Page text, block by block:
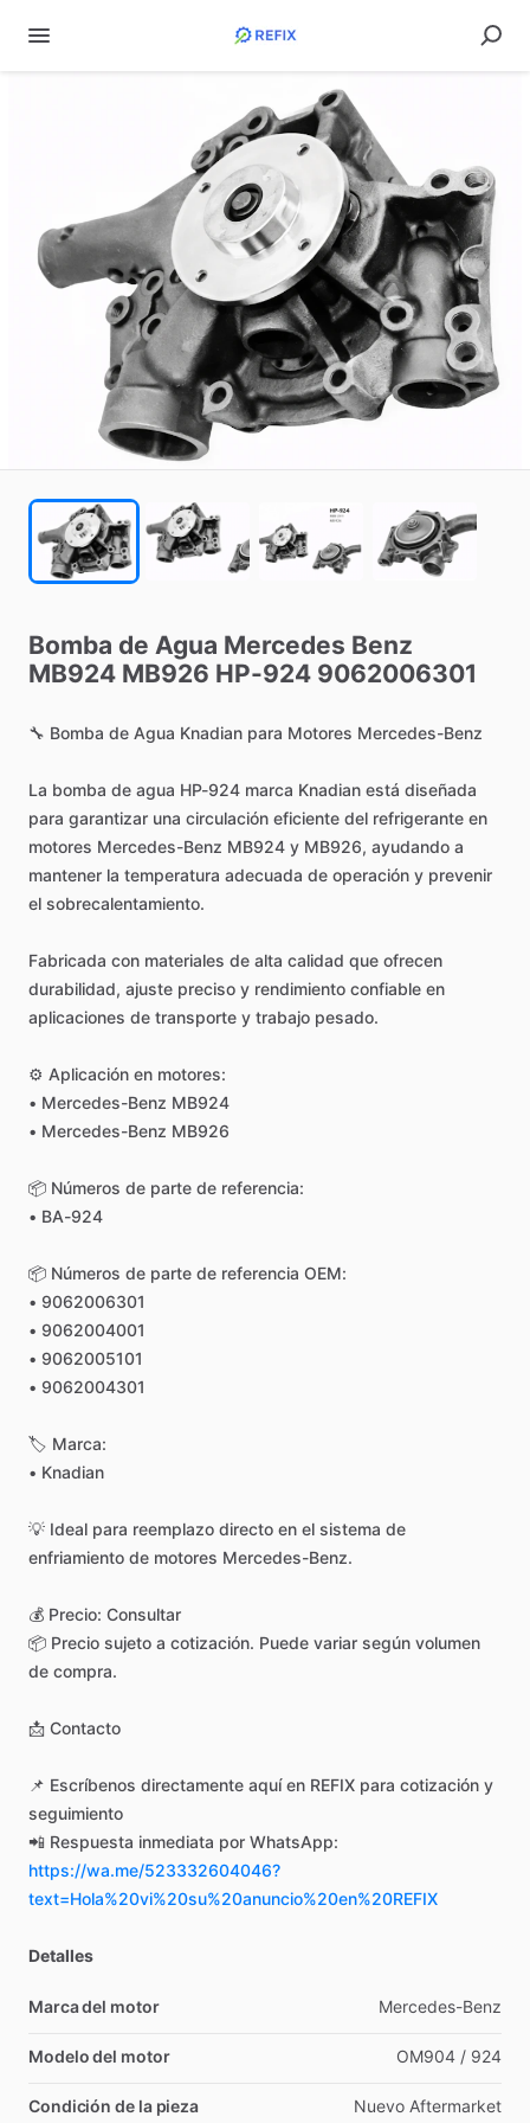
Bomba de Agua Mercedes Benz
MB924 MB926 HP-924 9062006301
🔧 Bomba de Agua Knadian para Motores Mercedes-Benz
La bomba de agua HP-924 marca Knadian está diseñada
para garantizar una circulación eficiente del refrigerante en
motores Mercedes-Benz MB924 y MB926, ayudando a
mantener la temperatura adecuada de operación y prevenir
el sobrecalentamiento.
Fabricada con materiales de alta calidad que ofrecen
durabilidad, ajuste preciso y rendimiento confiable en
aplicaciones de transporte y trabajo pesado.
⚙️ Aplicación en motores:
• Mercedes-Benz MB924
• Mercedes-Benz MB926
📦 Números de parte de referencia:
• BA-924
📦 Números de parte de referencia OEM:
• 9062006301
• 9062004001
• 9062005101
• 9062004301
🏷 Marca:
• Knadian
💡 Ideal para reemplazo directo en el sistema de
enfriamiento de motores Mercedes-Benz.
💰 Precio: Consultar
📦 Precio sujeto a cotización. Puede variar según volumen
de compra.
📩 Contacto
📌 Escríbenos directamente aquí en REFIX para cotización y
seguimiento
📲 Respuesta inmediata por WhatsApp:
https://wa.me/523332604046?
text=Hola%20vi%20su%20anuncio%20en%20REFIX
Detalles
Marca del motor Mercedes-Benz
Modelo del motor OM904 ​/​ 924
Condición de la pieza Nuevo Aftermarket